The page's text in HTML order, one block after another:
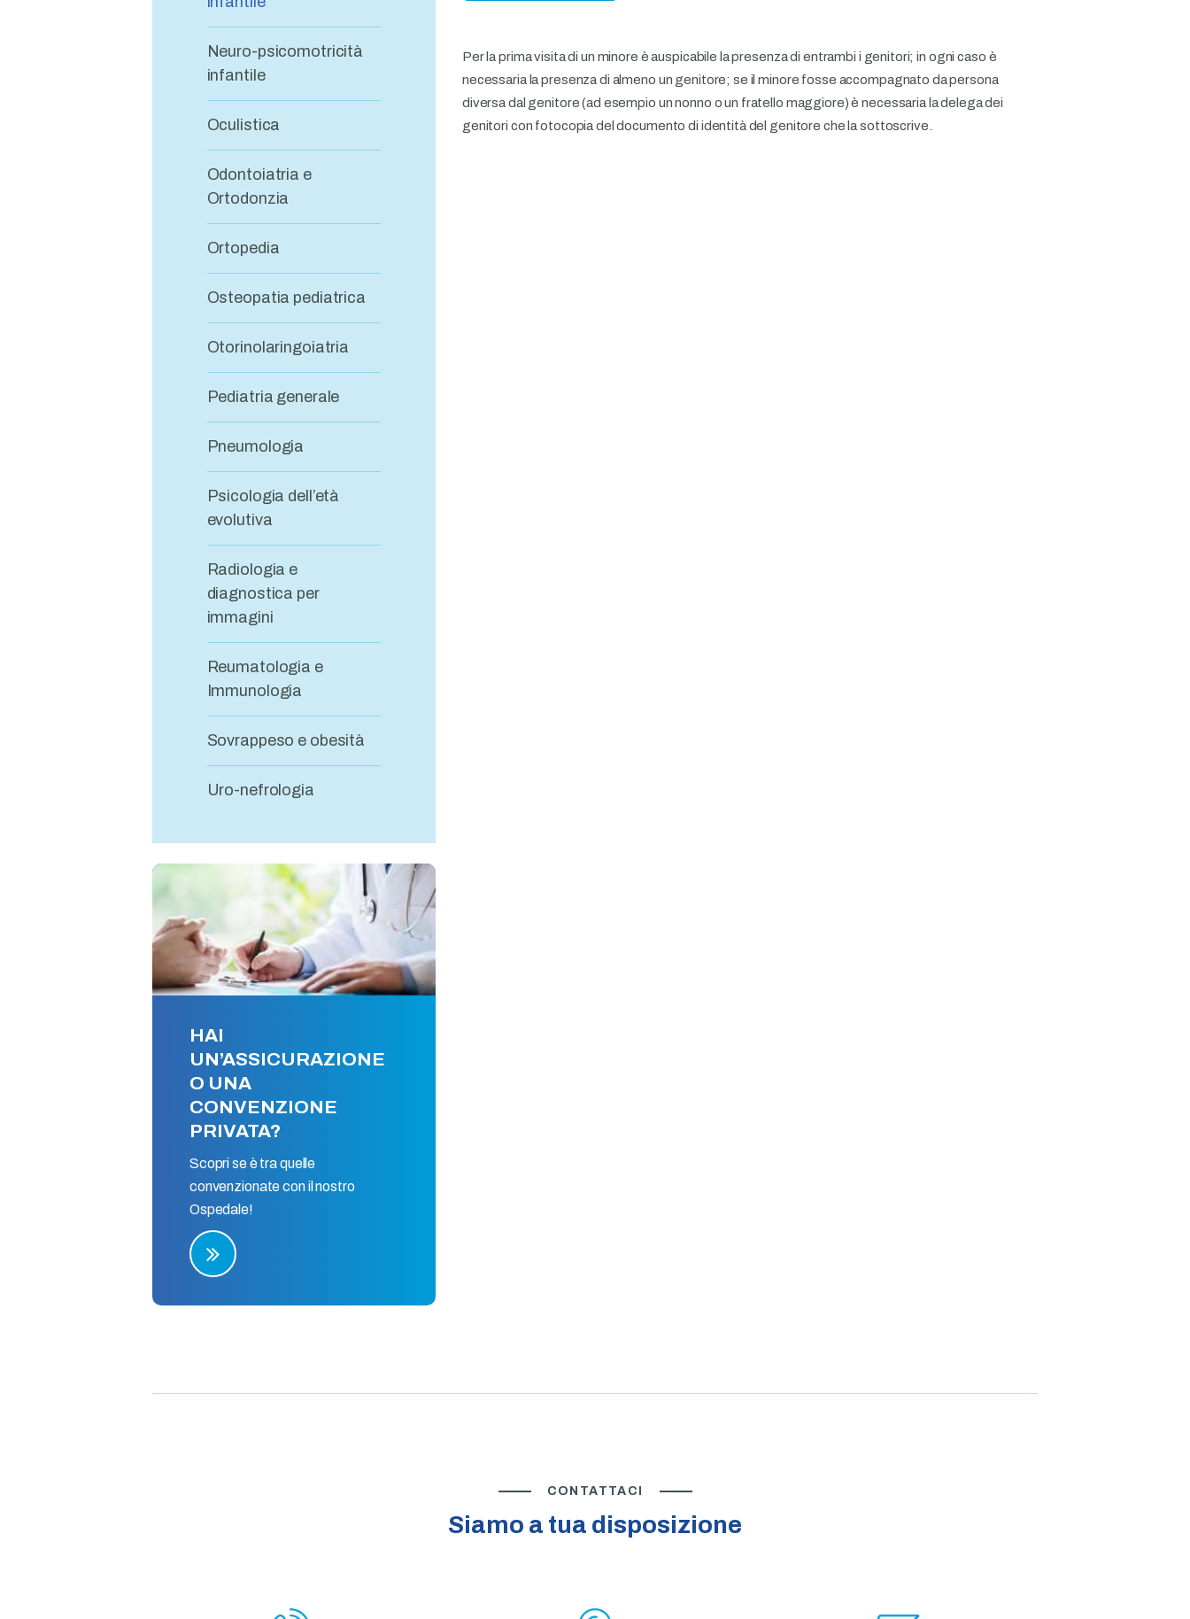
Per la prima visita di un minore è auspicabile la presenza di entrambi i genitori; in ogni caso è
necessaria la presenza di almeno un genitore; se il minore fosse accompagnato da persona
diversa dal genitore (ad esempio un nonno o un fratello maggiore) è necessaria la delega dei
genitori con fotocopia del documento di identità del genitore che la sottoscrive.
Neuro-psicomotricità
infantile
Oculistica
Odontoiatria e
Ortodonzia
Ortopedia
Osteopatia pediatrica
Otorinolaringoiatria
Pediatria generale
Pneumologia
Psicologia dell’età
evolutiva
Radiologia e
diagnostica per
immagini
Reumatologia e
Immunologia
Sovrappeso e obesità
Uro-nefrologia
HAI
UN’ASSICURAZIONE
O UNA
CONVENZIONE
PRIVATA?
Scopri se è tra quelle
convenzionate con il nostro
Ospedale!
CONTATTACI
Siamo a tua disposizione